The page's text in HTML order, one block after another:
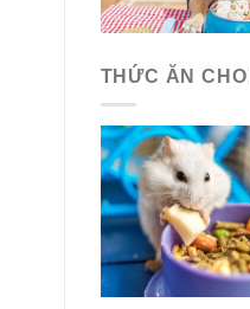
THỨC ĂN